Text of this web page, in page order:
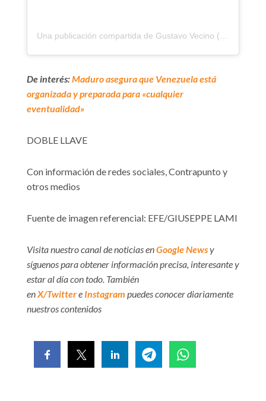
Una publicación compartida de Gustavo Vecino (@gustavovecino)
De interés:Maduro asegura que Venezuela está
organizada y preparada para «cualquier
eventualidad»
DOBLE LLAVE
Con información de redes sociales, Contrapunto y
otros medios
Fuente de imagen referencial: EFE/GIUSEPPE LAMI
Visita nuestro canal de noticias enGoogle Newsy
síguenos para obtener información precisa, interesante y
estar al día con todo. También
enX/Twittere Instagram puedes conocer diariamente
nuestros contenidos